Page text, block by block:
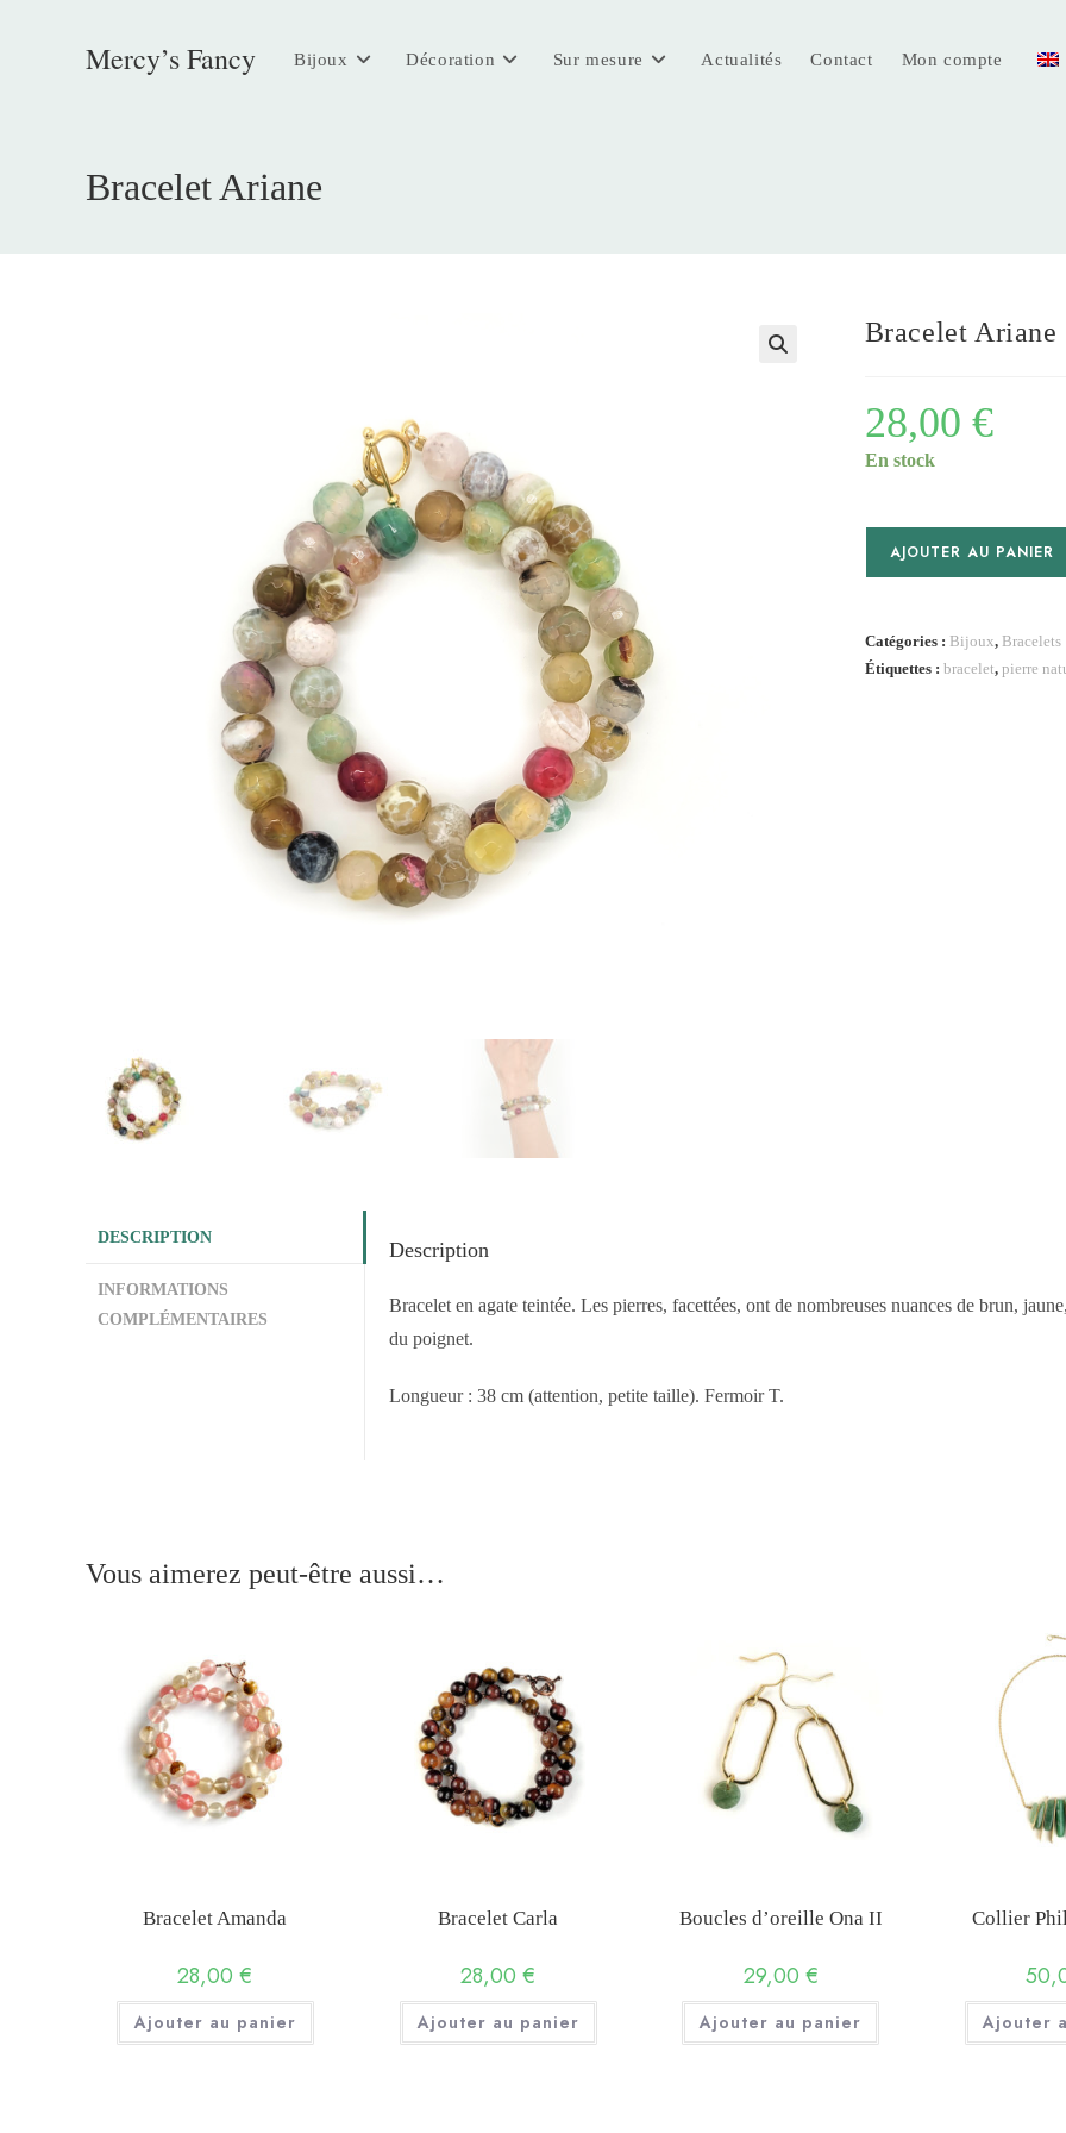
Mercy’s Fancy Bijoux Décoration Sur mesure Actualités Contact Mon compte
Bracelet Ariane
Bracelet Ariane
28,00 €
En stock
AJOUTER AU PANIER
Catégories : Bijoux, Bracelets
Étiquettes : bracelet, pierre
DESCRIPTION
INFORMATIONS
COMPLÉMENTAIRES
Description
Bracelet en agate teintée. Les pierres, facettées, ont de nombreuses nuances de brun,
du poignet.
Longueur : 38 cm (attention, petite taille). Fermoir T.
Vous aimerez peut-être aussi…
Bracelet Amanda
28,00€
Ajouter au panier
Bracelet Carla
28,00€
Ajouter au panier
Boucles d’oreille Ona II
29,00 €
Ajouter au panier
Collier
Ajouter